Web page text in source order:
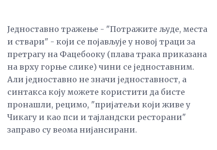
Једноставно тражење - "Потражите људе, места
и ствари" - који се појављује у новој траци за
претрагу на Фацебооку (плава трака приказана
на врху горње слике) чини се једноставним.
Али једноставно не значи једноставност, а
синтакса коју можете користити да бисте
пронашли, рецимо, "пријатељи који живе у
Чикагу и као пси и тајландски ресторани"
заправо су веома нијансирани.